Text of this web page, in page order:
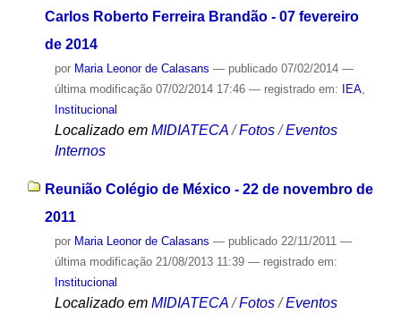
Carlos Roberto Ferreira Brandão - 07 fevereiro
de 2014
por Maria Leonor de Calasans — publicado07/02/2014 —
última modificação07/02/2014 17:46 — registrado em: IEA,
Institucional
Localizado em MIDIATECA /Fotos /Eventos
Internos
Reunião Colégio de México - 22 de novembro de
2011
por Maria Leonor de Calasans — publicado22/11/2011 —
última modificação21/08/2013 11:39 — registrado em:
Institucional
Localizado em MIDIATECA /Fotos /Eventos